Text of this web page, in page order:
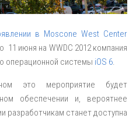
в Moscone West Center
11 июня на WWDC 2012 компания
операционной системы iOS 6
это мероприятие будет
обеспечении и, вероятнее
разработчикам станет доступна